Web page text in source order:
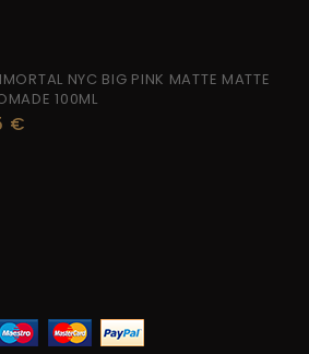
NYC BIG PINK MATTE MATTE
100ML
€